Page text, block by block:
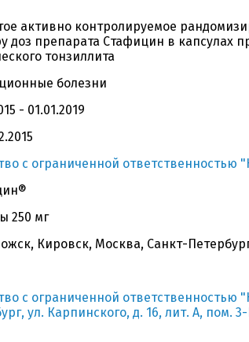
активно контролируемое
доз препарата Cтафицин в капсулах
тонзиллита
болезни
- 01.01.2019
с ограниченной ответственностью
250 мг
Кировск, Москва, Санкт-
с ограниченной ответственностью
ул. Карпинского, д. 16, лит. А, пом.